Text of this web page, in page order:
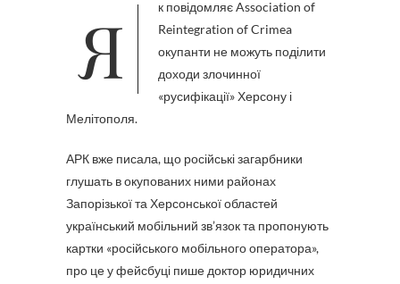
Як повідомляє Association of
Reintegration of Crimea
окупанти не можуть поділити
доходи злочинної
«русифікації» Херсону і
Мелітополя.
АРК вже писала, що російські загарбники
глушать в окупованих ними районах
Запорізької та Херсонської областей
український мобільний зв’язок та пропонують
картки «російського мобільного оператора»,
про це у фейсбуці пише доктор юридичних